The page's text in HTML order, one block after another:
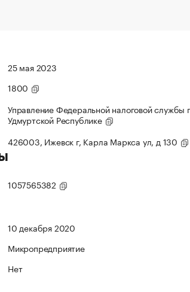
25 мая 2023
1800
Управление Федеральной налоговой службы
Удмуртской Республике
426003, Ижевск г, Карла Маркса ул, д 130
1057565382
10 декабря 2020
Микропредприятие
Нет